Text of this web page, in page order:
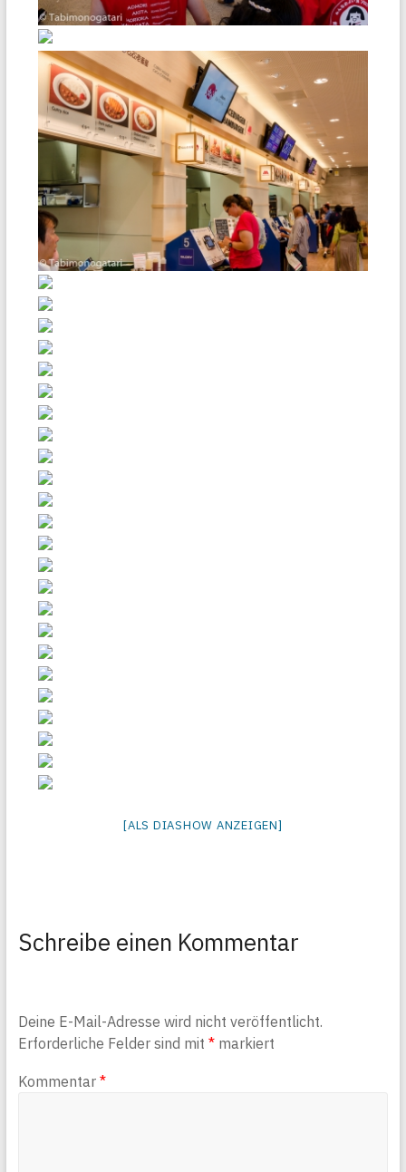
[ALS DIASHOW ANZEIGEN]
Schreibe einen Kommentar
Deine E-Mail-Adresse wird nicht veröffentlicht.
Erforderliche Felder sind mit *markiert
Kommentar *